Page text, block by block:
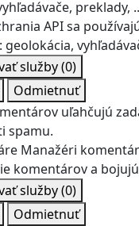
preklady,
API sa
služby(0)
Odmietnuť
uľahčujú
spamu.
Manažéri
komentárov a
služby(0)
Odmietnuť